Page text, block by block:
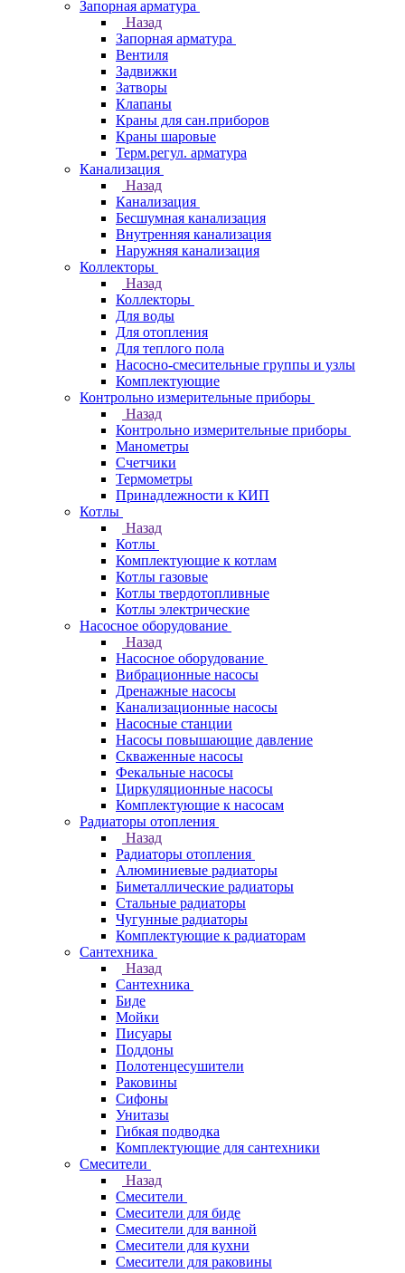
Запорная арматура
Назад
Запорная арматура
Вентиля
Задвижки
Затворы
Клапаны
Краны для сан.приборов
Краны шаровые
Терм.регул. арматура
Канализация
Назад
Канализация
Бесшумная канализация
Внутренняя канализация
Наружняя канализация
Коллекторы
Назад
Коллекторы
Для воды
Для отопления
Для теплого пола
Насосно-смесительные группы и узлы
Комплектующие
Контрольно измерительные приборы
Назад
Контрольно измерительные приборы
Манометры
Счетчики
Термометры
Принадлежности к КИП
Котлы
Назад
Котлы
Комплектующие к котлам
Котлы газовые
Котлы твердотопливные
Котлы электрические
Насосное оборудование
Назад
Насосное оборудование
Вибрационные насосы
Дренажные насосы
Канализационные насосы
Насосные станции
Насосы повышающие давление
Скваженные насосы
Фекальные насосы
Циркуляционные насосы
Комплектующие к насосам
Радиаторы отопления
Назад
Радиаторы отопления
Алюминиевые радиаторы
Биметаллические радиаторы
Стальные радиаторы
Чугунные радиаторы
Комплектующие к радиаторам
Сантехника
Назад
Сантехника
Биде
Мойки
Писуары
Поддоны
Полотенцесушители
Раковины
Сифоны
Унитазы
Гибкая подводка
Комплектующие для сантехники
Смесители
Назад
Смесители
Смесители для биде
Смесители для ванной
Смесители для кухни
Смесители для раковины